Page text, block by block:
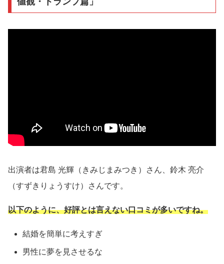
出演者は君島 光輝（きみじまみつき）さん、鈴木 亮介
（すずきりょうすけ）さんです。
以下のように、好評とは言えない口コミが多いですね。
結婚を簡単に考えすぎ
男性に夢を見させるな